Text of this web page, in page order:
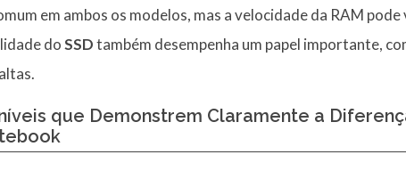
em ambos os modelos, mas a velocidade da RAM
doSSDtambém desempenha um papel importante,
que Demonstrem Claramente a